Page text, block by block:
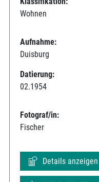
Wohnen
Aufnahme:
Duisburg
Datierung:
02.1954
Fotograf/in:
Fischer
Details anzeigen